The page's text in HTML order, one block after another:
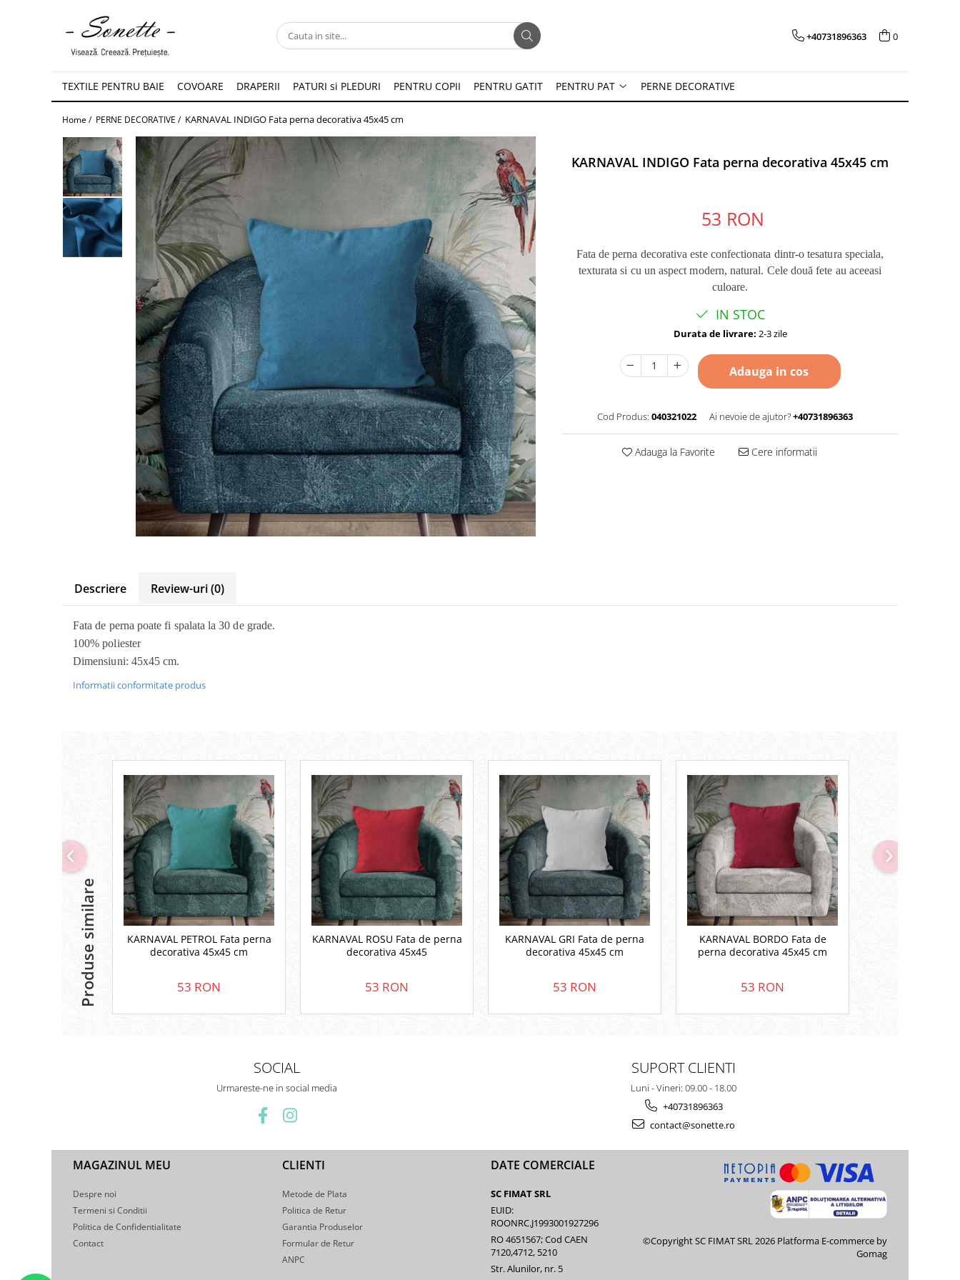
PENTRU PAT
LENJERII DE PAT
LENJERII DE PAT CU PATURA
LENJERII DE PAT CU PILOTA SI
+40731896363 0
TEXTILE PENTRU BAIE COVOARE DRAPERII PATURI si PLEDURI PENTRU COPII PENTRU GATIT PENTRU PAT PERNE DECORATIVE
Home / PERNE DECORATIVE / KARNAVAL INDIGO Fata perna decorativa 45x45 cm
KARNAVAL INDIGO Fata perna decorativa 45x45 cm
53 RON
Fata de perna decorativa este confectionata dintr-o tesatura speciala,
texturata si cu un aspect modern, natural. Cele două fete au aceeasi
culoare.
IN STOC
Durata de livrare: 2-3 zile
Adauga in cos
Cod Produs: 040321022 Ai nevoie de ajutor?+40731896363
Adauga la Favorite Cere informatii
Descriere Review-uri(0)
Fata de perna poate fi spalata la 30 de grade.
100% poliester
Dimensiuni: 45x45 cm.
Informatii conformitate produs
Produse similare
KARNAVAL PETROL Fata perna
decorativa 45x45 cm
53 RON
KARNAVAL ROSU Fata de perna
decorativa 45x45
53 RON
KARNAVAL GRI Fata de perna
decorativa 45x45 cm
53 RON
KARNAVAL BORDO Fata de
perna decorativa 45x45 cm
53 RON
SOCIAL
Urmareste-ne in social media
SUPORT CLIENTI
Luni - Vineri: 09.00 - 18.00
+40731896363
contact@sonette.ro
MAGAZINUL MEU
Despre noi
Termeni si Conditii
Politica de Confidentialitate
Contact
CLIENTI
Metode de Plata
Politica de Retur
Garantia Produselor
Formular de Retur
ANPC
DATE COMERCIALE
SC FIMAT SRL
EUID:
ROONRC.J1993001927296
RO 4651567; Cod CAEN
7120,4712, 5210
Str. Alunilor, nr. 5
©Copyright SC FIMAT SRL 2026 Platforma E-commerce by
Gomag